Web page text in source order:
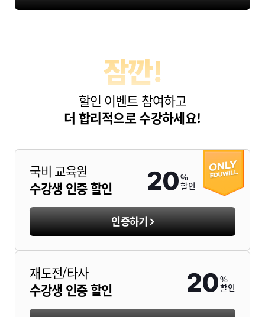
잠깐!
할인 이벤트 참여하고
더 합리적으로 수강하세요!
국비 교육원
수강생 인증 할인
20%
할인
인증하기
재도전/타사
수강생 인증 할인
20%
할인